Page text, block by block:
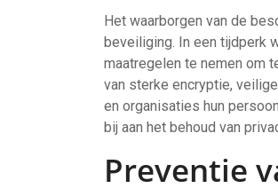
Het waarborgen van de
beveiliging. In een tijdperk
maatregelen te nemen om
van sterke encryptie,
en organisaties hun
bij aan het behoud van
Preventie